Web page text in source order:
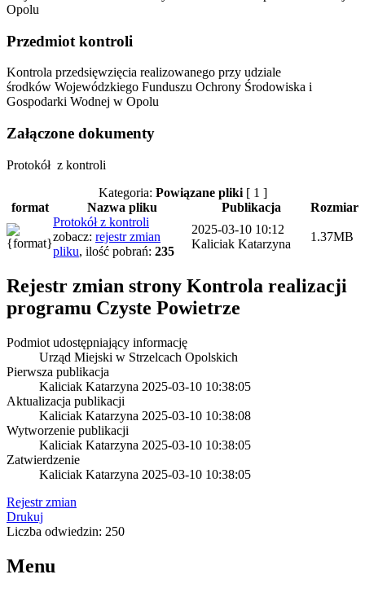
Opolu
Przedmiot kontroli
Kontrola przedsięwzięcia realizowanego przy udziale
środków Wojewódzkiego Funduszu Ochrony Środowiska i
Gospodarki Wodnej w Opolu
Załączone dokumenty
Protokół z kontroli
Kategoria: Powiązane pliki[ 1 ]
format
Nazwa pliku Publikacja
Rozmiar
Protokół z kontroli
zobacz: rejestr zmian
pliku, ilość pobrań: 235
2025-03-10 10:12
Kaliciak Katarzyna
1.37MB
Rejestr zmian strony Kontrola realizacji
programu Czyste Powietrze
Podmiot udostępniający informację
Urząd Miejski w Strzelcach Opolskich
Pierwsza publikacja
Kaliciak Katarzyna 2025-03-10 10:38:05
Aktualizacja publikacji
Kaliciak Katarzyna 2025-03-10 10:38:08
Wytworzenie publikacji
Kaliciak Katarzyna 2025-03-10 10:38:05
Zatwierdzenie
Kaliciak Katarzyna 2025-03-10 10:38:05
Rejestr zmian
Drukuj
Liczba odwiedzin: 250
Menu